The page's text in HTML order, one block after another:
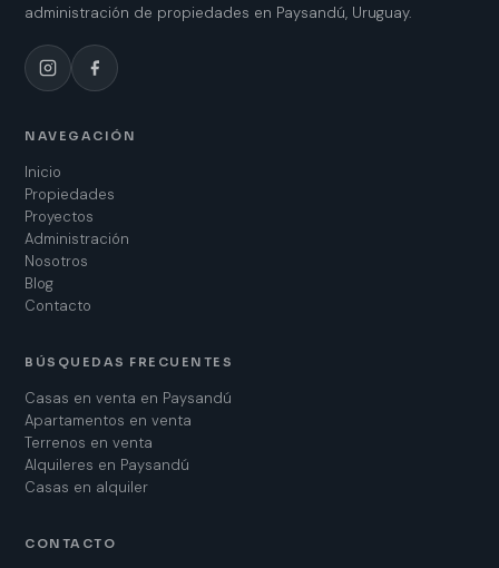
administración de propiedades en Paysandú, Uruguay.
NAVEGACIÓN
Inicio
Propiedades
Proyectos
Administración
Nosotros
Blog
Contacto
BÚSQUEDAS FRECUENTES
Casas en venta en Paysandú
Apartamentos en venta
Terrenos en venta
Alquileres en Paysandú
Casas en alquiler
CONTACTO